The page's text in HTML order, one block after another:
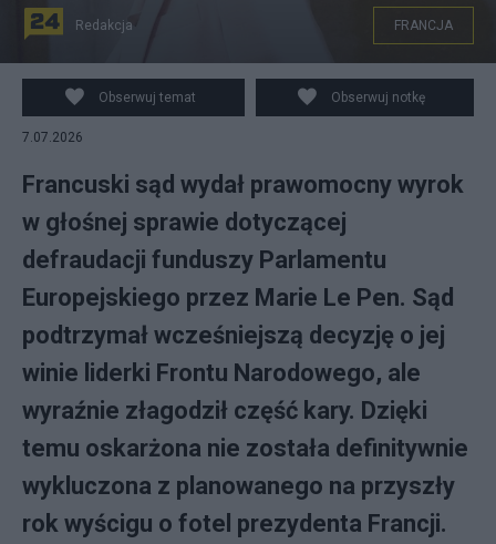
Redakcja FRANCJA
Obserwuj temat Obserwuj notkę
7.07.2026
Francuski sąd wydał prawomocny wyrok
w głośnej sprawie dotyczącej
defraudacji funduszy Parlamentu
Europejskiego przez Marie Le Pen. Sąd
podtrzymał wcześniejszą decyzję o jej
winie liderki Frontu Narodowego, ale
wyraźnie złagodził część kary. Dzięki
temu oskarżona nie została definitywnie
wykluczona z planowanego na przyszły
rok wyścigu o fotel prezydenta Francji.